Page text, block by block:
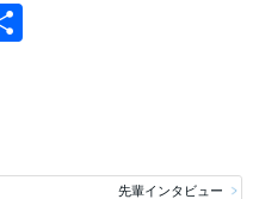
先輩インタビュー